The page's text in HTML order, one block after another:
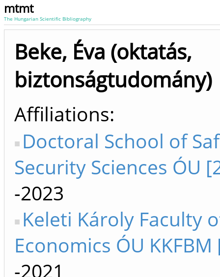
mtmt
The Hungarian Scientific Bibliography
Beke, Éva (oktatás,
biztonságtudomány)
Affiliations
Doctoral School of
Security Sciences ÓU
-2023
Keleti Károly Faculty
Economics ÓU
-2021